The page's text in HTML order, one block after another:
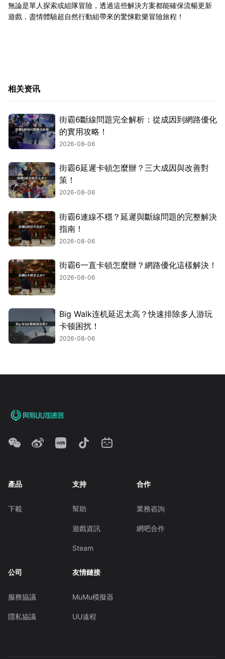
無論是單人探索或組隊冒險，透過這些解決方案都能確保流暢更新
遊戲，盡情體驗超自然行動組帶來的驚悚歡樂冒險旅程！
相关资讯
街霸6斷線問題完全解析：從成因到網路優化
的實用攻略！
2026-08-06
街霸6延遲卡頓怎麼辦？三大成因與改善對
策！
2026-08-06
街霸6連線不穩？延遲與斷線問題的完整解決
指南！
2026-08-06
街霸6一直卡頓怎麼辦？網路優化這樣解決！
2026-08-06
Big Walk连机延迟太高？快速排除多人游玩
卡顿困扰！
2026-08-06
產品
下載
支持
幫助
遊戲資訊
Steam
合作
業務咨詢
網吧合作
公司
服務協議
隱私協議
友情鏈接
MuMu模擬器
UU遠程